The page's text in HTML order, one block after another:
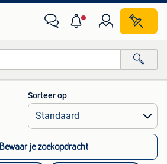
Alle afstanden…
Sorteer op
Bewaar je zoekopdracht